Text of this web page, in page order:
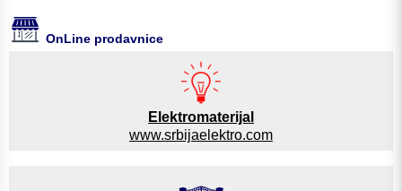
OnLine prodavnice
Elektromaterijal
www.srbijaelektro.com